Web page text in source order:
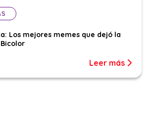
Los mejores memes que dejó la
Leer más